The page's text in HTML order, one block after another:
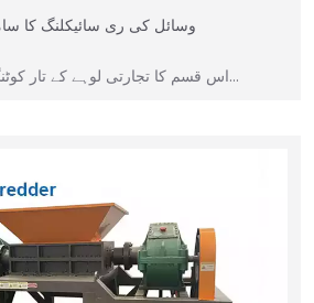
وسائل کی ری سائیکلنگ کا
اس قسم کا تجارتی لوہے کے تار کوٹنگ کا سامان عام طور پر…